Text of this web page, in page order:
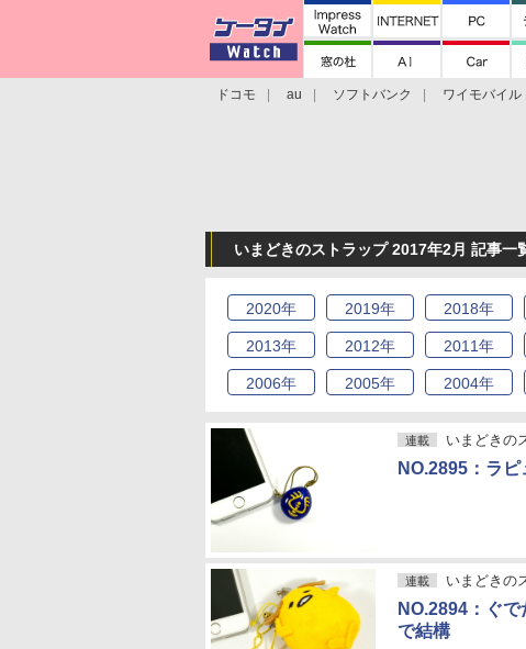
ドコモ au ソフトバンク ワイモバイル
いまどきのストラップ 2017年2月 記事一
2020年 2019年 2018年
2013年 2012年 2011年
2006年 2005年 2004年
連載 いまどきの
NO.2895：ラピ
連載 いまどきの
NO.2894：ぐ
で結構